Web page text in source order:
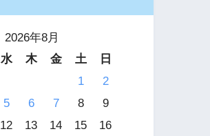
2026年8月
水 木 金 土
日
1
2
5 6 7 8
9
12 13 14 15
16